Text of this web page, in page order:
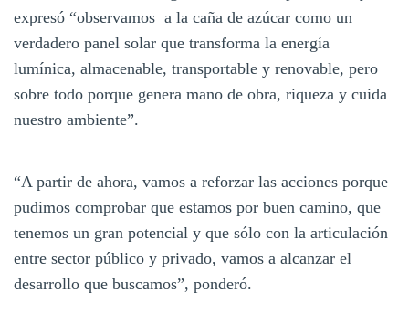
expresó “observamos a la caña de azúcar como un
verdadero panel solar que transforma la energía
lumínica, almacenable, transportable y renovable, pero
sobre todo porque genera mano de obra, riqueza y cuida
nuestro ambiente”.
“A partir de ahora, vamos a reforzar las acciones porque
pudimos comprobar que estamos por buen camino, que
tenemos un gran potencial y que sólo con la articulación
entre sector público y privado, vamos a alcanzar el
desarrollo que buscamos”, ponderó.